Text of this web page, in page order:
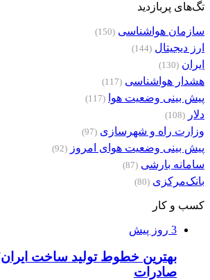
تگ‌های پربازدید
سازمان هواشناسی (150)
ارز دیجیتال (144)
ایران (130)
هشدار هواشناسی (117)
پیش بینی وضعیت هوا (117)
دلار (108)
وزارت راه و شهرسازی (97)
پیش بینی وضعیت هوای امروز (92)
سامانه بارشی (87)
بانک‌مرکزی (80)
کسب و کار
3 روز پیش
بهترین خطوط تولید ساخت
صادرات